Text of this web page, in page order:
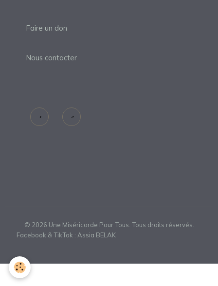
Faire un don
Nous contacter
© 2026 Une Miséricorde Pour Tous. Tous droits réservés.
Facebook & TikTok : Assia BELAK